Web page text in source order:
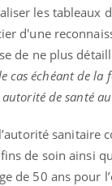
les
d'une
de ne plus
cas échéant de
de santé
de soin ainsi
50 ans pour
mentale : et
Youtube
dans le diabète
chez les